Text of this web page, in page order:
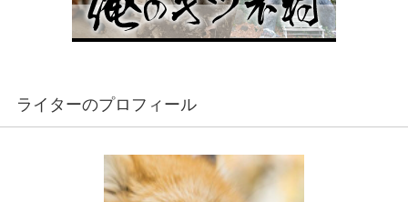
ライターのプロフィール